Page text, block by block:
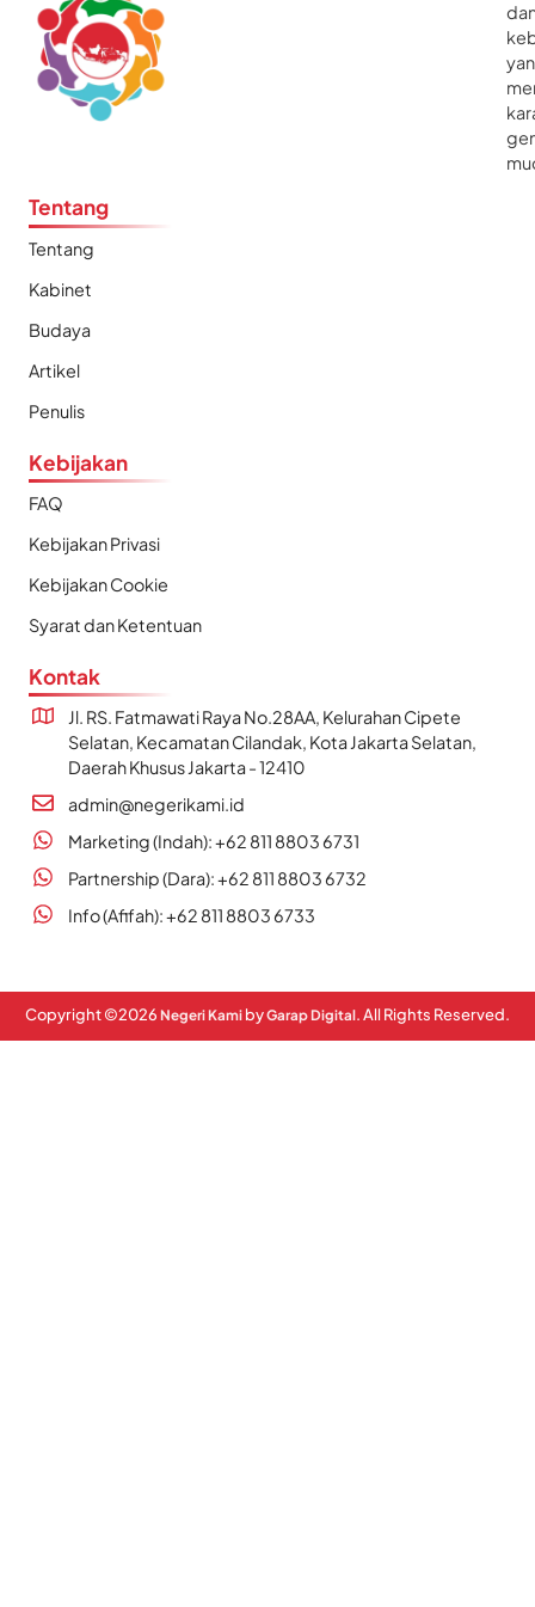
Tentang
Tentang
Kabinet
Budaya
Artikel
Penulis
Kebijakan
FAQ
Kebijakan Privasi
Kebijakan Cookie
Syarat dan Ketentuan
Kontak
Jl. RS. Fatmawati Raya No.28AA, Kelurahan Cipete
Selatan, Kecamatan Cilandak, Kota Jakarta Selatan,
Daerah Khusus Jakarta - 12410
admin@negerikami.id
Marketing (Indah): +62 811 8803 6731
Partnership (Dara): +62 811 8803 6732
Info (Afifah): +62 811 8803 6733
Copyright ©2026 Negeri Kami byGarap Digital. All Rights Reserved.